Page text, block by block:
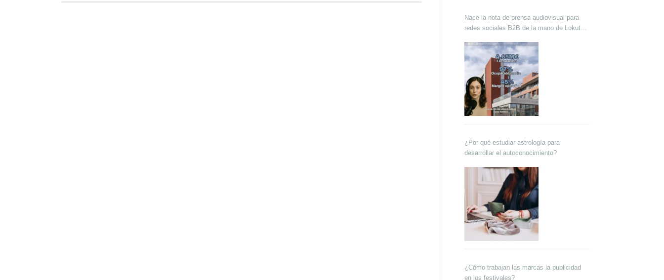
Nace la nota de prensa audiovisual para
redes sociales B2B de la mano de Lokutor
¿Por qué estudiar astrología para
desarrollar el autoconocimiento?
¿Cómo trabajan las marcas la publicidad
en los festivales?